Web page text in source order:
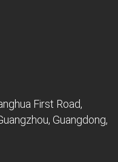
First Road,
Guangdong,